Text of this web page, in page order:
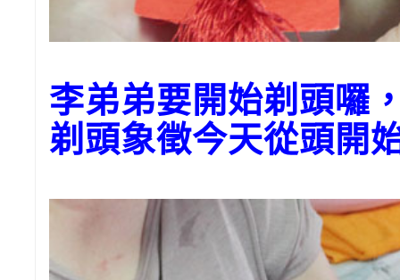
李弟弟要開始剃頭囉
剃頭象徵今天從頭開